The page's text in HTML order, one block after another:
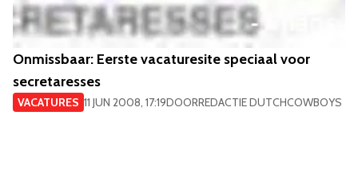
Onmissbaar: Eerste vacaturesite speciaal voor
secretaresses
VACATURES 11 JUN 2008, 17:19DOORREDACTIE DUTCHCOWBOYS